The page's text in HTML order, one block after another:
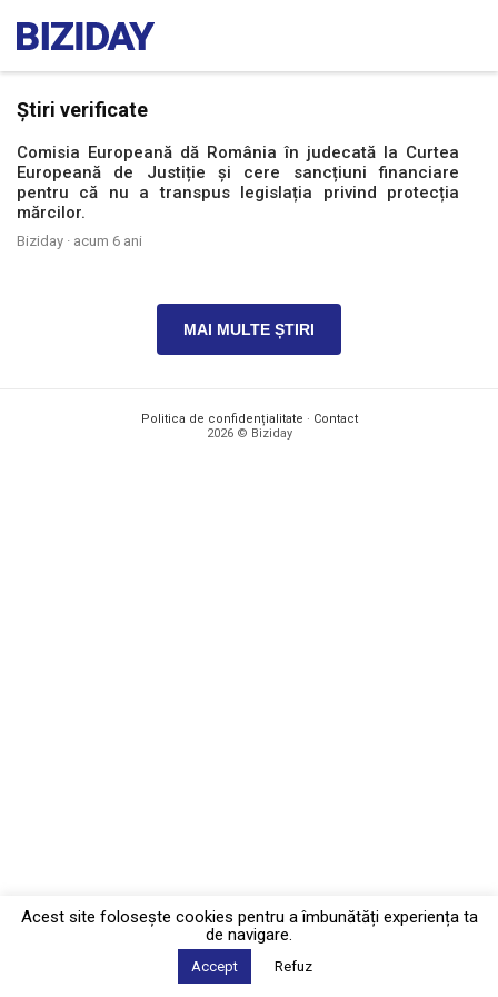
Știri verificate
Comisia Europeană dă România în judecată la Curtea
Europeană de Justiție și cere sancțiuni financiare
pentru că nu a transpus legislația privind protecția
mărcilor.
Biziday · acum 6 ani
MAI MULTE ȘTIRI
Politica de confidențialitate · Contact
2026 © Biziday
Acest site foloseşte cookies pentru a îmbunătăți experiența ta
de navigare.
Accept Refuz